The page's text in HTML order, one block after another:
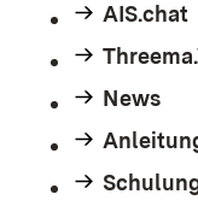
AIS.chat
News